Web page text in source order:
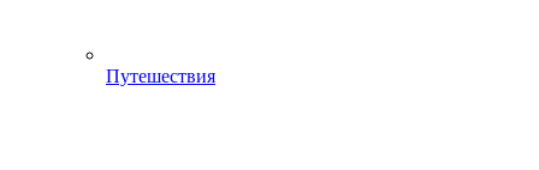
Путешествия